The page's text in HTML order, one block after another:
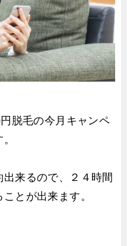
脱毛の今月キャンペ
来るので、２４時間
とが出来ます。